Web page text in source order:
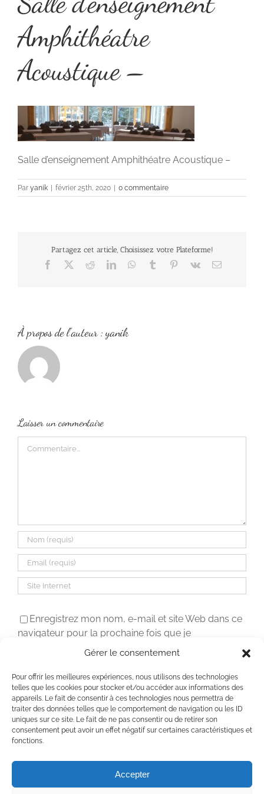
Gérer le consentement
Pour offrir les meilleures expériences, nous utilisons des technologies
telles que les cookies pour stocker et/ou accéder aux informations des
appareils. Le fait de consentir à ces technologies nous permettra de
traiter des données telles que le comportement de navigation ou les ID
uniques sur ce site. Le fait de ne pas consentir ou de retirer son
consentement peut avoir un effet négatif sur certaines caractéristiques et
fonctions.
Accepter
Amphithéatre
Acoustique –
Salle d’enseignement Amphithéatre Acoustique –
Par yanik février 25th, 2020 0 commentaire
Partagez cet article, Choisissez votre Plateforme!
Facebook RedditLinkedInWhatsApp
Tumblr Pinterest
Vk Email
À propos de l'auteur :yanik
Laisser un commentaire
Enregistrez mon nom, e-mail et site Web dans ce
navigateur pour la prochaine fois que je